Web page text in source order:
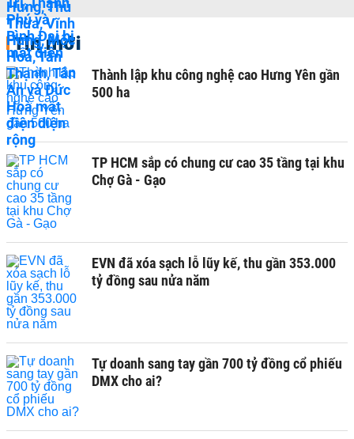
Tin mới
Thành lập khu công nghệ cao Hưng Yên gần
500 ha
TP HCM sắp có chung cư cao 35 tầng tại khu
Chợ Gà - Gạo
EVN đã xóa sạch lỗ lũy kế, thu gần 353.000
tỷ đồng sau nửa năm
Tự doanh sang tay gần 700 tỷ đồng cổ phiếu
DMX cho ai?